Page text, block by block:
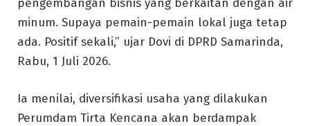
minum. Supaya pemain-pemain lokal juga tetap
ada. Positif sekali,” ujar Dovi di DPRD Samarinda,
Rabu, 1 Juli 2026.
Ia menilai, diversifikasi usaha yang dilakukan
Perumdam Tirta Kencana akan berdampak